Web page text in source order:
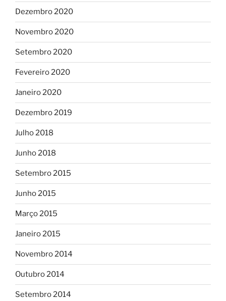
Dezembro 2020
Novembro 2020
Setembro 2020
Fevereiro 2020
Janeiro 2020
Dezembro 2019
Julho 2018
Junho 2018
Setembro 2015
Junho 2015
Março 2015
Janeiro 2015
Novembro 2014
Outubro 2014
Setembro 2014